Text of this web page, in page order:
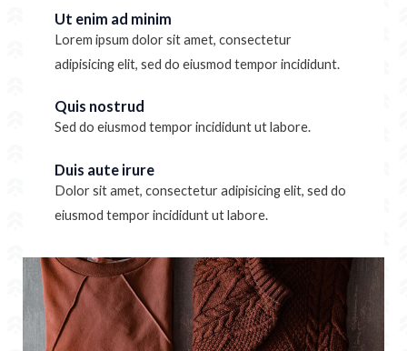
Ut enim ad minim
Lorem ipsum dolor sit amet, consectetur
adipisicing elit, sed do eiusmod tempor incididunt.
Quis nostrud
Sed do eiusmod tempor incididunt ut labore.
Duis aute irure
Dolor sit amet, consectetur adipisicing elit, sed do
eiusmod tempor incididunt ut labore.